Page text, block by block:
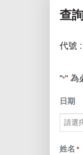
查
代號 :
"*" 為
日期
MM
slash
姓名 *